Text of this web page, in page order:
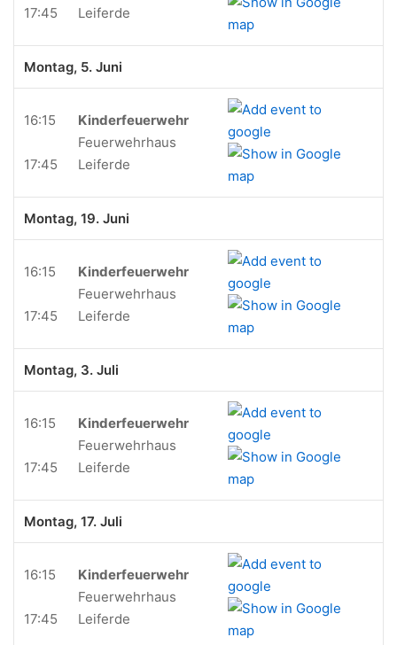
17:45
Leiferde
Montag, 5. Juni
16:15
17:45
Kinderfeuerwehr
Feuerwehrhaus
Leiferde
Montag, 19. Juni
16:15
17:45
Kinderfeuerwehr
Feuerwehrhaus
Leiferde
Montag, 3. Juli
16:15
17:45
Kinderfeuerwehr
Feuerwehrhaus
Leiferde
Montag, 17. Juli
16:15
17:45
Kinderfeuerwehr
Feuerwehrhaus
Leiferde